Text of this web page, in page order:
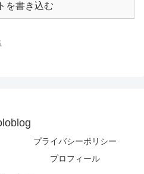
を書き込む
プライバシーポリシー
プロフィール